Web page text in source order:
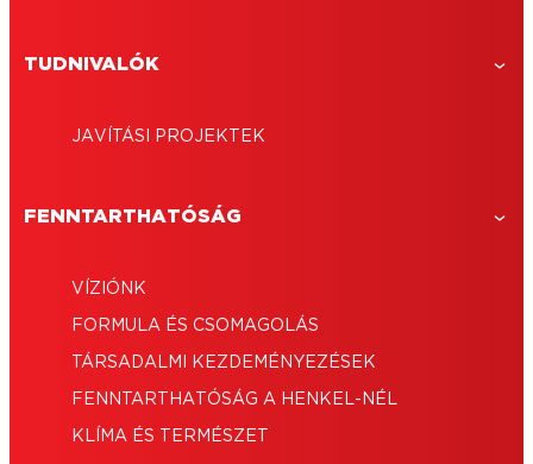
TUDNIVALÓK
JAVÍTÁSI PROJEKTEK
FENNTARTHATÓSÁG
VÍZIÓNK
FORMULA ÉS CSOMAGOLÁS
TÁRSADALMI KEZDEMÉNYEZÉSEK
FENNTARTHATÓSÁG A HENKEL-NÉL
KLÍMA ÉS TERMÉSZET